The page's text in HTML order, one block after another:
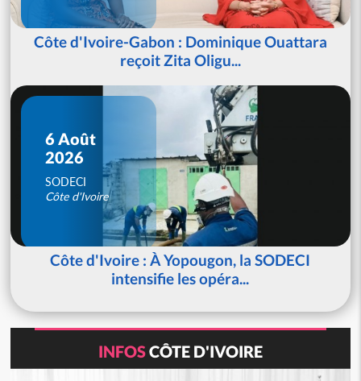
Côte d'Ivoire-Gabon : Dominique Ouattara
reçoit Zita Oligu...
6 Août
2026
SODECI
Côte d'Ivoire
Côte d'Ivoire : À Yopougon, la SODECI
intensifie les opéra...
INFOSCÔTE D'IVOIRE